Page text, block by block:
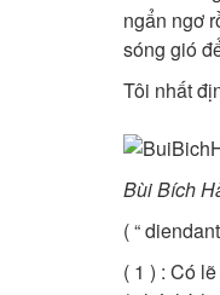
ngẩn ngơ
sóng gió
Tôi nhất
Bùi Bích
( “
( 1 ) : Có